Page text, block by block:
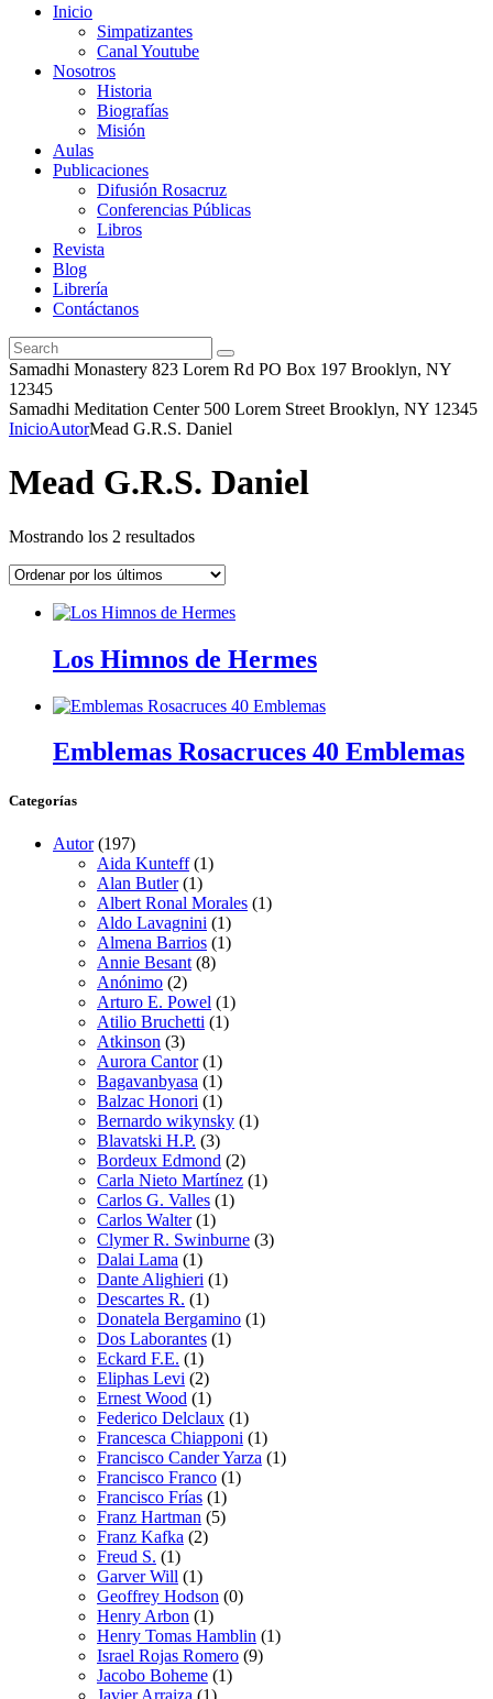
Inicio
Simpatizantes
Canal Youtube
Nosotros
Historia
Biografías
Misión
Aulas
Publicaciones
Difusión Rosacruz
Conferencias Públicas
Libros
Revista
Blog
Librería
Contáctanos
Samadhi Monastery 823 Lorem Rd PO Box 197 Brooklyn, NY
12345
Samadhi Meditation Center 500 Lorem Street Brooklyn, NY 12345
InicioAutorMead G.R.S. Daniel
Mead G.R.S. Daniel
Mostrando los 2 resultadosOrdenado
los
Los Himnos de Hermes
Emblemas Rosacruces 40 Emblemas
Categorías
Autor (197)
Aida Kunteff (1)
Alan Butler (1)
Albert Ronal Morales (1)
Aldo Lavagnini (1)
Almena Barrios (1)
Annie Besant (8)
Anónimo (2)
Arturo E. Powel (1)
Atilio Bruchetti (1)
Atkinson (3)
Aurora Cantor (1)
Bagavanbyasa (1)
Balzac Honori (1)
Bernardo wikynsky (1)
Blavatski H.P. (3)
Bordeux Edmond (2)
Carla Nieto Martínez (1)
Carlos G. Valles (1)
Carlos Walter (1)
Clymer R. Swinburne (3)
Dalai Lama (1)
Dante Alighieri (1)
Descartes R. (1)
Donatela Bergamino (1)
Dos Laborantes (1)
Eckard F.E. (1)
Eliphas Levi (2)
Ernest Wood (1)
Federico Delclaux (1)
Francesca Chiapponi (1)
Francisco Cander Yarza (1)
Francisco Franco (1)
Francisco Frías (1)
Franz Hartman (5)
Franz Kafka (2)
Freud S. (1)
Garver Will (1)
Geoffrey Hodson (0)
Henry Arbon (1)
Henry Tomas Hamblin (1)
Israel Rojas Romero (9)
Jacobo Boheme (1)
Javier Arraiza (1)